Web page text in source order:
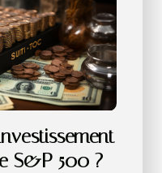
S&P 500 ?